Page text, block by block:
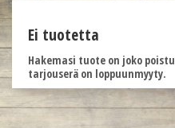
Ei tuotetta
Hakemasi tuote on joko
tarjouserä on loppuunmyyty.